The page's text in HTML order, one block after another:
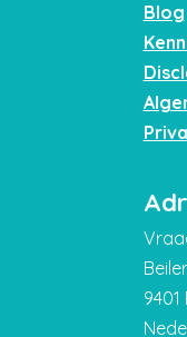
Blog
9401